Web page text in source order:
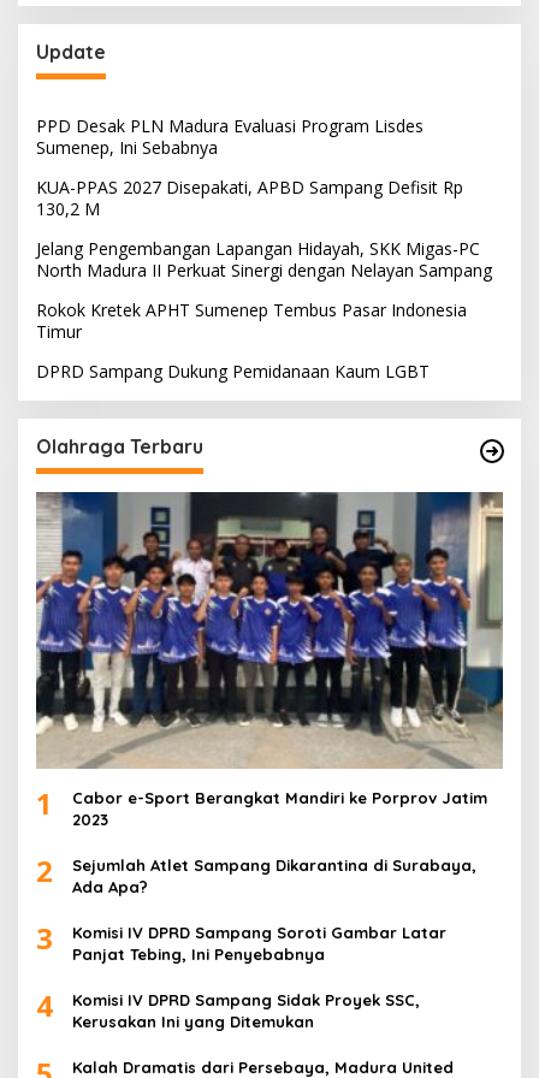
Update
PPD Desak PLN Madura Evaluasi Program Lisdes
Sumenep, Ini Sebabnya
KUA-PPAS 2027 Disepakati, APBD Sampang Defisit Rp
130,2 M
Jelang Pengembangan Lapangan Hidayah, SKK Migas-PC
North Madura II Perkuat Sinergi dengan Nelayan Sampang
Rokok Kretek APHT Sumenep Tembus Pasar Indonesia
Timur
DPRD Sampang Dukung Pemidanaan Kaum LGBT
Olahraga Terbaru
1
Cabor e-Sport Berangkat Mandiri ke Porprov Jatim
2023
2
Sejumlah Atlet Sampang Dikarantina di Surabaya,
Ada Apa?
3
Komisi IV DPRD Sampang Soroti Gambar Latar
Panjat Tebing, Ini Penyebabnya
4
Komisi IV DPRD Sampang Sidak Proyek SSC,
Kerusakan Ini yang Ditemukan
Kalah Dramatis dari Persebaya, Madura United